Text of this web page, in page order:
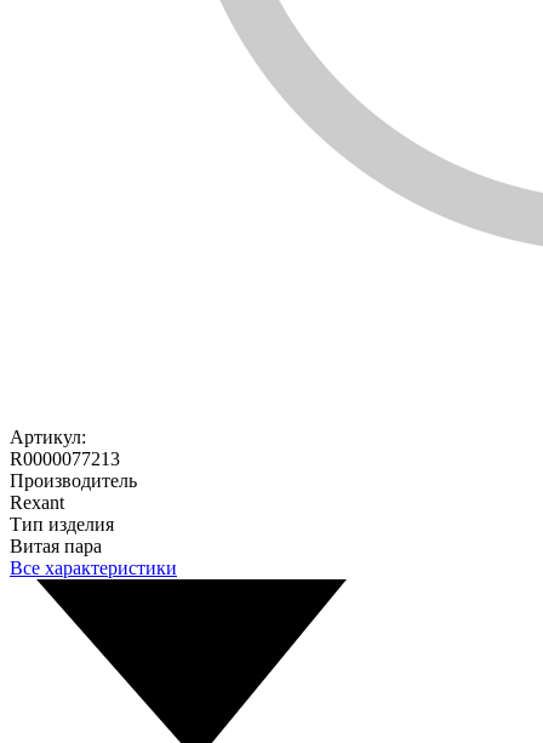
Артикул:
R0000077213
Производитель
Rexant
Тип изделия
Витая пара
Все характеристики